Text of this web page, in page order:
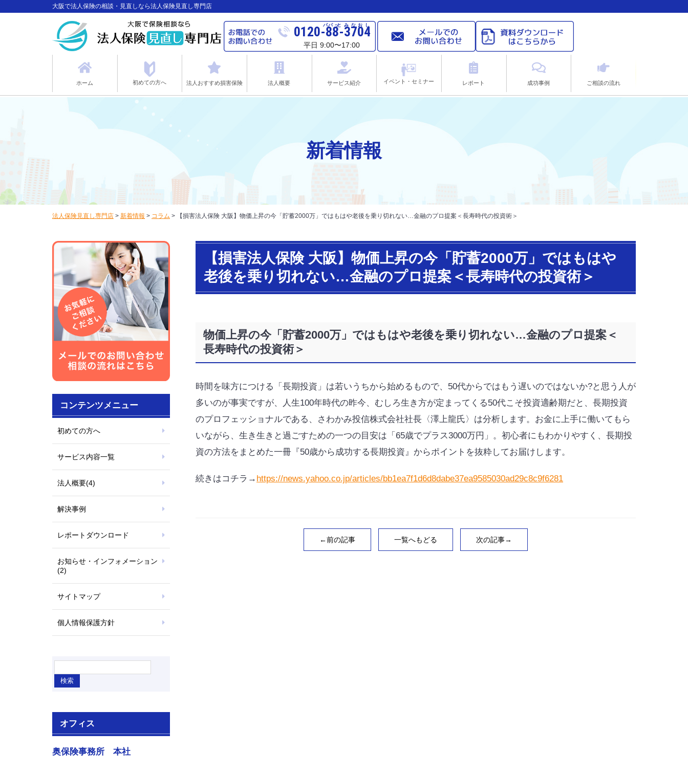
大阪で法人保険の相談・見直しなら法人保険見直し専門店
パパ ッと みなおし
0120-88-3704
平日 9:00〜17:00
ホーム 初めての方へ 法人おすすめ損害保険 法人概要 サービス紹介 イベント・セミナー レポート 成功事例 ご相談の流れ
新着情報
法人保険見直し専門店 > 新着情報 > コラム > 【損害法人保険 大阪】物価上昇の今「貯蓄2000万」ではもはや老後を乗り切れない…金融のプロ提案＜長寿時代の投資術＞
【損害法人保険 大阪】物価上昇の今「貯蓄2000万」ではもはや
老後を乗り切れない…金融のプロ提案＜長寿時代の投資術＞
物価上昇の今「貯蓄2000万」ではもはや老後を乗り切れない…金融のプロ提案＜
長寿時代の投資術＞
時間を味方につける「長期投資」は若いうちから始めるもので、50代からではもう遅いのではないか?と思う人が
多いのが事実ですが、人生100年時代の昨今、むしろ生き方が定まってくる50代こそ投資適齢期だと、長期投資
のプロフェッショナルである、さわかみ投信株式会社社長〈澤上龍氏〉は分析します。お金に上手に働いてもら
いながら、生き生きと過ごすための一つの目安は「65歳でプラス3000万円」。初心者にもわかりやすく、長期投
資の方法をまとめた一冊『50歳から成功する長期投資』からポイントを抜粋してお届けします。
続きはコチラ→ https://news.yahoo.co.jp/articles/bb1ea7f1d6d8dabe37ea9585030ad29c8c9f6281
←前の記事 一覧へもどる 次の記事→
コンテンツメニュー
初めての方へ
サービス内容一覧
法人概要(4)
解決事例
レポートダウンロード
お知らせ・インフォメーション
(2)
サイトマップ
個人情報保護方針
オフィス
奥保険事務所 本社